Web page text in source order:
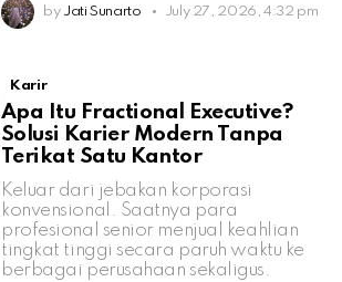
by Jati Sunarto July 27, 2026, 4:32 pm
Karir
Apa Itu Fractional Executive?
Solusi Karier Modern Tanpa
Terikat Satu Kantor
Keluar dari jebakan korporasi
konvensional. Saatnya para
profesional senior menjual keahlian
tingkat tinggi secara paruh waktu ke
berbagai perusahaan sekaligus.